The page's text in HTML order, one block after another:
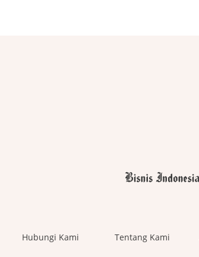
Hubungi Kami Tentang Kami